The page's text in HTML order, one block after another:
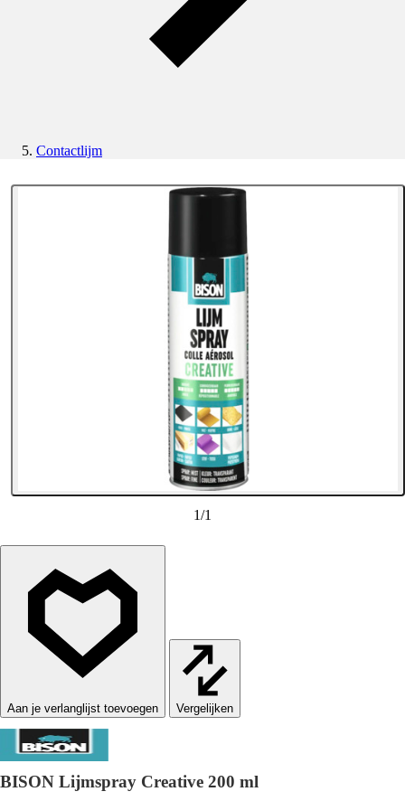
Contactlijm
1/1
Vergelijken
BISON Lijmspray Creative 200 ml